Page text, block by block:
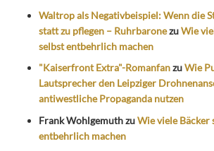
Waltrop als Negativbeispiel: Wenn die
statt zu pflegen – RuhrbaronezuWie
selbst entbehrlich machen
"Kaiserfront Extra"-RomanfanzuWie
Lautsprecher den Leipziger
antiwestliche Propaganda nutzen
Frank WohlgemuthzuWie viele Bäcker
entbehrlich machen